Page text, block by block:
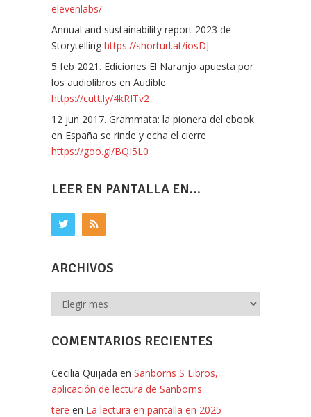
elevenlabs/
Annual and sustainability report 2023 de
Storytelling https://shorturl.at/iosDJ
5 feb 2021. Ediciones El Naranjo apuesta por
los audiolibros en Audible
https://cutt.ly/4kRITv2
12 jun 2017. Grammata: la pionera del ebook
en España se rinde y echa el cierre
https://goo.gl/BQI5L0
LEER EN PANTALLA EN…
ARCHIVOS
Archivos
COMENTARIOS RECIENTES
Cecilia Quijada en Sanborns S Libros,
aplicación de lectura de Sanborns
tere en La lectura en pantalla en 2025